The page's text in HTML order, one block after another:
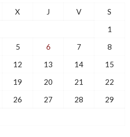
X J V
S
1
5 6 7
8
12 13 14
15
19 20 21
22
26 27 28
29